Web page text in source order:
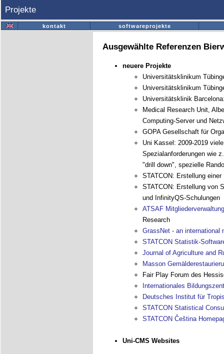
Projekte
kontakt softwareprojekte
Ausgewählte Referenzen
neuere Projekte
Universitätsklinikum
Universitätsklinikum
Universitätsklinik
Medical Research Unit,
Computing-Server und
GOPA Gesellschaft für
Uni Kassel: 2009-2019
Spezialanforderungen wie
"drill down", spezielle
STATCON: Erstellung
STATCON: Erstellung von
und InfinityQS-Schulungen
ATSAF
Research
GrassNet - an international
STATCON Statistik-
Journal of Agriculture and
Masson
Fair Play Forum des
Internationales
Deutsches Institut für
STATCON Statistical
STATCON Čeština
Uni-CMS Websites